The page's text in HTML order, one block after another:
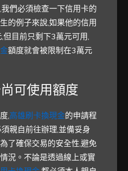
們必須檢查一下信用卡的
的例子來說,如果他的信用
目前只剩下3萬元可用,
額度就會被限制在3萬元
可使用額度
, 高雄刷卡換現金的申請程
親自前往辦理,並備妥身
了確保交易的安全性,避免
況。不論是透過線上或實